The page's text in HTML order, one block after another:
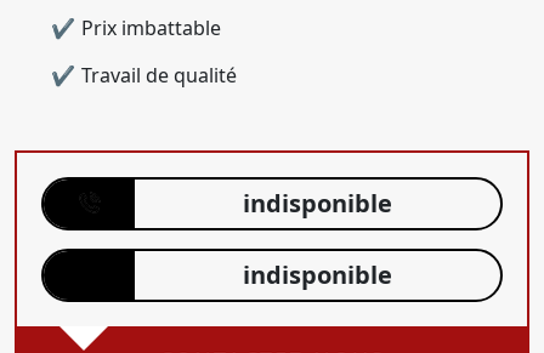
Prix imbattable
Travail de qualité
indisponible
indisponible